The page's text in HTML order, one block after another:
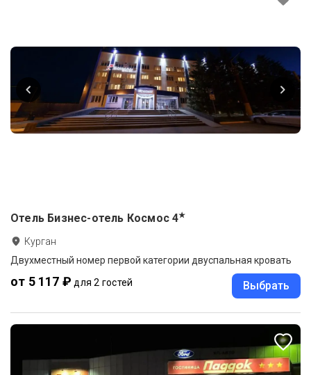
Отель Бизнес-отель Космос 4★
Курган
Двухместный номер первой категории двуспальная кровать
от 5 117 ₽ для 2 гостей Выбрать